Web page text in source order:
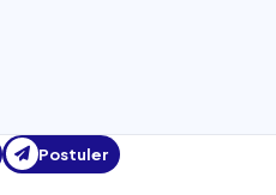
Postuler